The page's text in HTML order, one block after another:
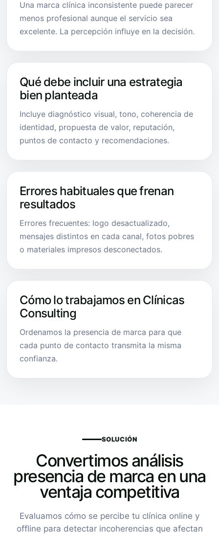
Una marca clínica inconsistente puede parecer
menos profesional aunque el servicio sea
excelente. La percepción influye en la decisión.
Qué debe incluir una estrategia
bien planteada
Incluye diagnóstico visual, tono, coherencia de
identidad, propuesta de valor, reputación,
puntos de contacto y recomendaciones.
Errores habituales que frenan
resultados
Errores frecuentes: logo desactualizado,
mensajes distintos en cada canal, fotos pobres
o materiales impresos desconectados.
Cómo lo trabajamos en Clínicas
Consulting
Ordenamos la presencia de marca para que
cada punto de contacto transmita la misma
confianza.
SOLUCIÓN
Convertimos análisis
presencia de marca en una
ventaja competitiva
Evaluamos cómo se percibe tu clínica online y
offline para detectar incoherencias que afectan